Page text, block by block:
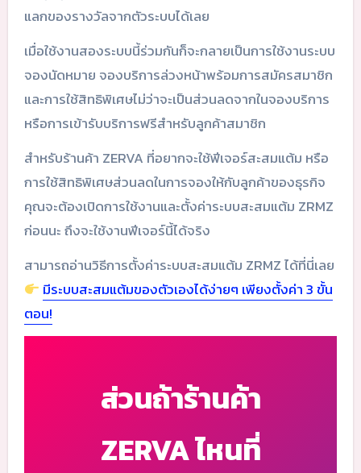
แลกของรางวัลจากตัวระบบได้เลย
เมื่อใช้งานสองระบบนี้ร่วมกันก็จะกลายเป็นการใช้งานระบบ
จองนัดหมาย จองบริการล่วงหน้าพร้อมการสมัครสมาชิก
และการใช้สิทธิพิเศษไม่ว่าจะเป็นส่วนลดจากในจองบริการ
หรือการเข้ารับบริการฟรีสำหรับลูกค้าสมาชิก
สำหรับร้านค้า ZERVA ที่อยากจะใช้ฟีเจอร์สะสมแต้ม หรือ
การใช้สิทธิพิเศษส่วนลดในการจองให้กับลูกค้าของธุรกิจ
คุณจะต้องเปิดการใช้งานและตั้งค่าระบบสะสมแต้ม ZRMZ
ก่อนนะ ถึงจะใช้งานฟีเจอร์นี้ได้จริง
สามารถอ่านวิธีการตั้งค่าระบบสะสมแต้ม ZRMZ ได้ที่นี่เลย
มีระบบสะสมแต้มของตัวเองได้ง่ายๆ เพียงตั้งค่า 3 ขั้น
ตอน!
ส่วนถ้าร้านค้า
ZERVA ไหนที่